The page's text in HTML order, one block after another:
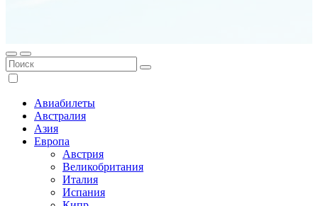
Авиабилеты
Австралия
Азия
Европа
Австрия
Великобритания
Италия
Испания